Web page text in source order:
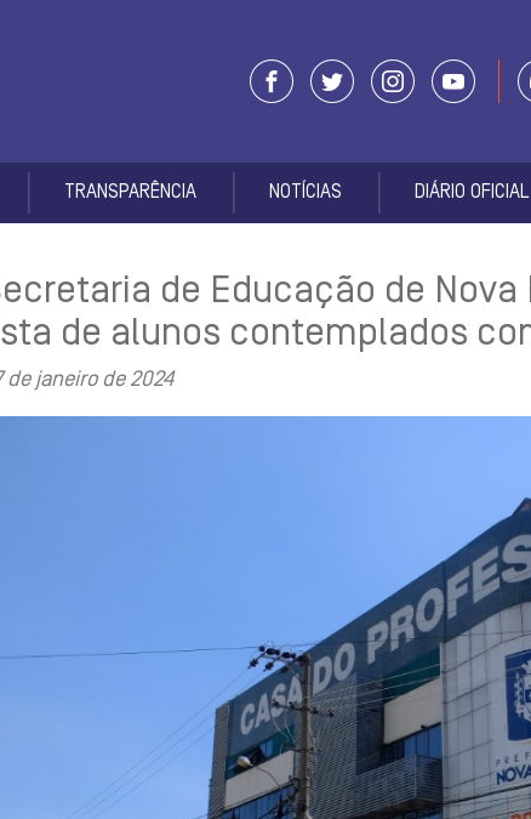
TRANSPARÊNCIA NOTÍCIAS DIÁRIO OFICIAL
de Educação de
de alunos contemplados
de janeiro de 2024